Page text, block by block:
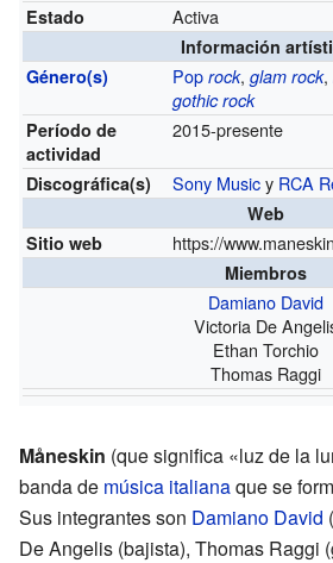
Estado Activa
Información
Género(s)
Poprock,glam rock,
gothic rock
Período de
actividad
2015-presente
Discográfica(s) Sony Musicy RCA
Web
Sitio web
https://
Miembros
Damiano David
Victoria De
Ethan Torchio
Thomas Raggi
Måneskin (que significa «luz de la
banda de música italianaque se
Sus integrantes son Damiano David
De Angelis (bajista), Thomas Raggi